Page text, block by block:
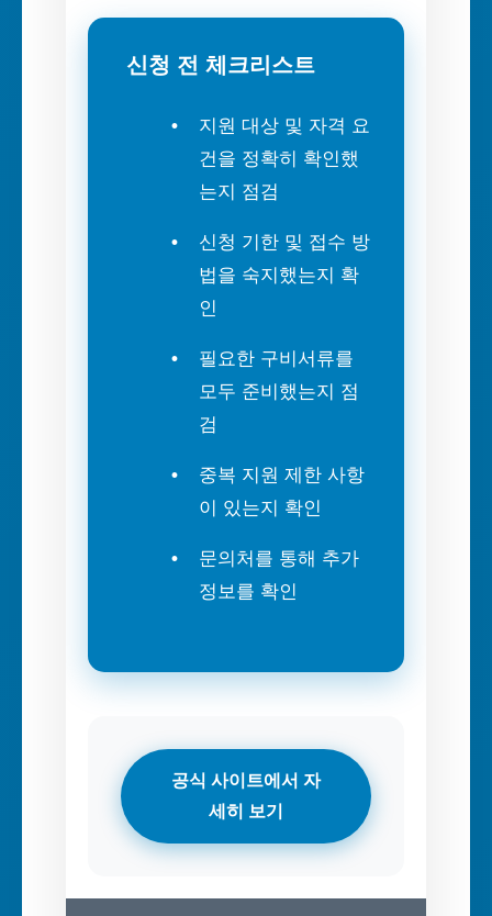
신청 전 체크리스트
지원 대상 및 자격 요
건을 정확히 확인했
는지 점검
신청 기한 및 접수 방
법을 숙지했는지 확
인
필요한 구비서류를
모두 준비했는지 점
검
중복 지원 제한 사항
이 있는지 확인
문의처를 통해 추가
정보를 확인
공식 사이트에서 자
세히 보기